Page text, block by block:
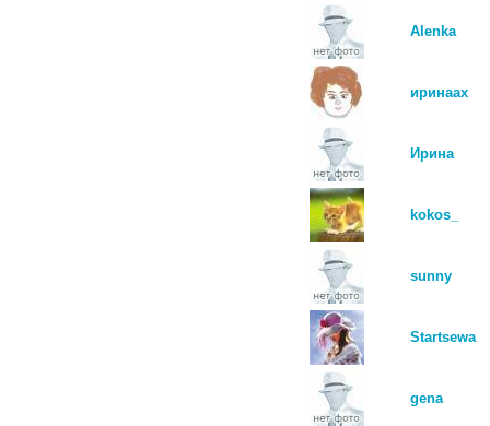
Alenka
иринаах
Ирина
kokos_
sunny
Startsewa
gena